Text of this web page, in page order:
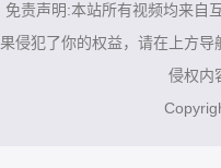
免责声明:本站所有视频均来自
果侵犯了你的权益，请在上方
侵权内